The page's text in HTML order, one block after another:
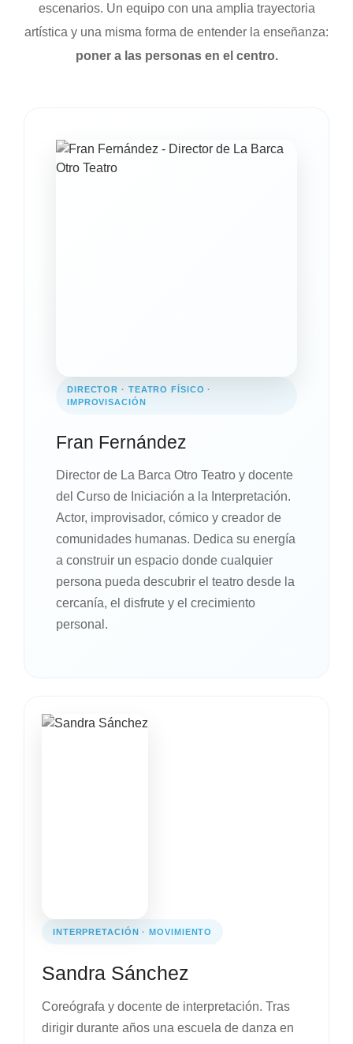
escenarios. Un equipo con una amplia trayectoria
artística y una misma forma de entender la enseñanza:
poner a las personas en el centro.
DIRECTOR · TEATRO FÍSICO ·
IMPROVISACIÓN
Fran Fernández
Director de La Barca Otro Teatro y docente
del Curso de Iniciación a la Interpretación.
Actor, improvisador, cómico y creador de
comunidades humanas. Dedica su energía
a construir un espacio donde cualquier
persona pueda descubrir el teatro desde la
cercanía, el disfrute y el crecimiento
personal.
INTERPRETACIÓN · MOVIMIENTO
Sandra Sánchez
Coreógrafa y docente de interpretación. Tras
dirigir durante años una escuela de danza en